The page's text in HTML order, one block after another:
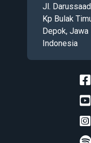
Jl.
Kp Bulak
Depok,
Indonesia